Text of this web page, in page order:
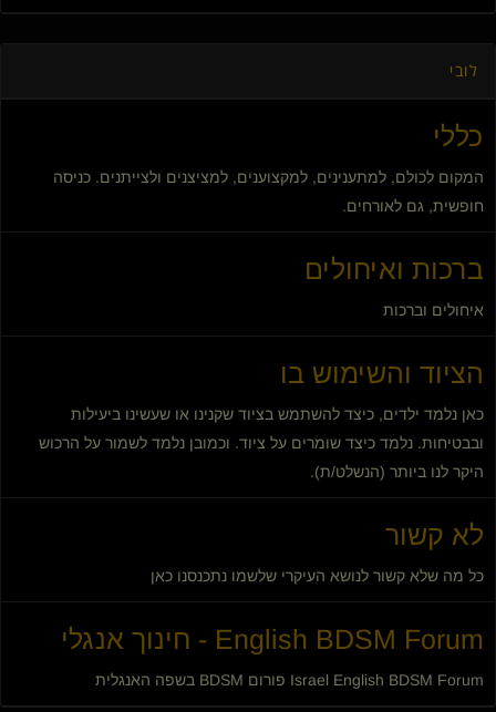
לובי
כללי
המקום לכולם, למתענינים, למקצוענים, למציצנים ולצייתנים. כניסה
חופשית, גם לאורחים.
ברכות ואיחולים
איחולים וברכות
הציוד והשימוש בו
כאן נלמד ילדים, כיצד להשתמש בציוד שקנינו או שעשינו ביעילות
ובבטיחות. נלמד כיצד שומרים על ציוד. וכמובן נלמד לשמור על הרכוש
היקר לנו ביותר (הנשלט/ת).
לא קשור
כל מה שלא קשור לנושא העיקרי שלשמו נתכנסנו כאן
English BDSM Forum - חינוך אנגלי
Israel English BDSM Forum פורום BDSM בשפה האנגלית